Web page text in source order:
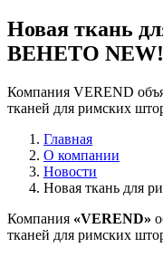
Новая ткань
ВЕНЕТО NEW!
Компания VEREND
тканей для римских
Главная
О компании
Новости
Новая ткань для
Компания «VEREND»
тканей для римских